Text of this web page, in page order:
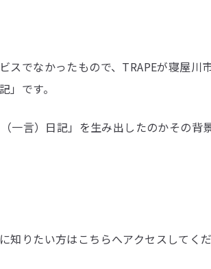
スでなかったもので、TRAPEが寝屋
」です。
（一言）日記」を生み出したのかその背
知りたい方はこちらへアクセスしてくだ